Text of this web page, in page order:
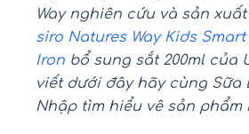
Way nghiên cứu và sản
siro Natures Way Kids
Iron bổ sung sắt 200ml của
viết dưới đây hãy cùng Sữa
Nhập tìm hiểu vê sản phẩm